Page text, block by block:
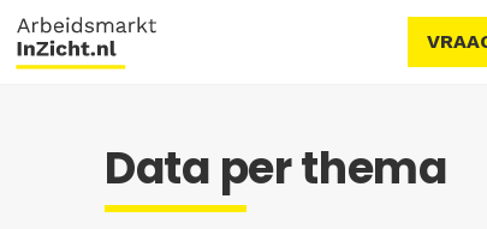
Data per thema